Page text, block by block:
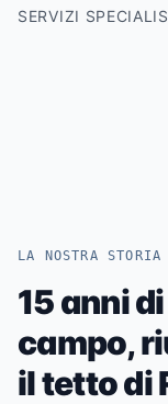
SERVIZI
LA NOSTRA STORIA
15 anni
campo,
il tetto di